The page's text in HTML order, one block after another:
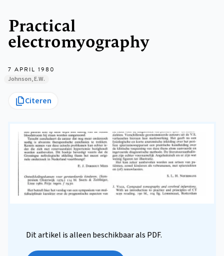
Practical
electromyography
7 APRIL 1980
Johnson, E.W.
Citeren
Dit artikel is alleen beschikbaar als PDF.